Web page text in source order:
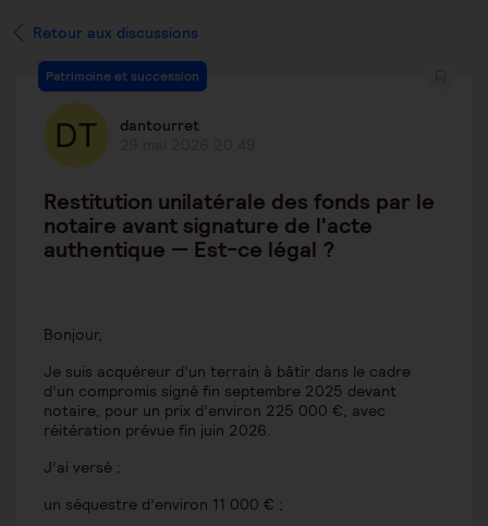
Retour aux discussions
Patrimoine et succession
dantourret
Restitution unilatérale des fonds par le
notaire avant signature de l'acte
authentique — Est-ce légal ?
Bonjour,
Je suis acquéreur d’un terrain à bâtir dans le cadre
d’un compromis signé fin septembre 2025 devant
notaire, pour un prix d’environ 225 000 €, avec
réitération prévue fin juin 2026.
J’ai versé :
un séquestre d’environ 11 000 € ;